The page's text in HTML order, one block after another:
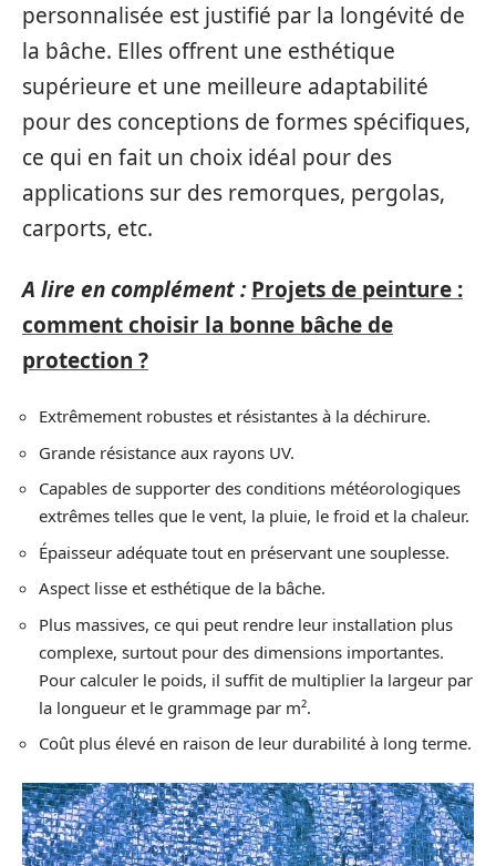
personnalisée est justifié par la longévité de
la bâche. Elles offrent une esthétique
supérieure et une meilleure adaptabilité
pour des conceptions de formes spécifiques,
ce qui en fait un choix idéal pour des
applications sur des remorques, pergolas,
carports, etc.
A lire en complément : Projets de peinture :
comment choisir la bonne bâche de
protection ?
Extrêmement robustes et résistantes à la déchirure.
Grande résistance aux rayons UV.
Capables de supporter des conditions météorologiques
extrêmes telles que le vent, la pluie, le froid et la chaleur.
Épaisseur adéquate tout en préservant une souplesse.
Aspect lisse et esthétique de la bâche.
Plus massives, ce qui peut rendre leur installation plus
complexe, surtout pour des dimensions importantes.
Pour calculer le poids, il suffit de multiplier la largeur par
la longueur et le grammage par m².
Coût plus élevé en raison de leur durabilité à long terme.